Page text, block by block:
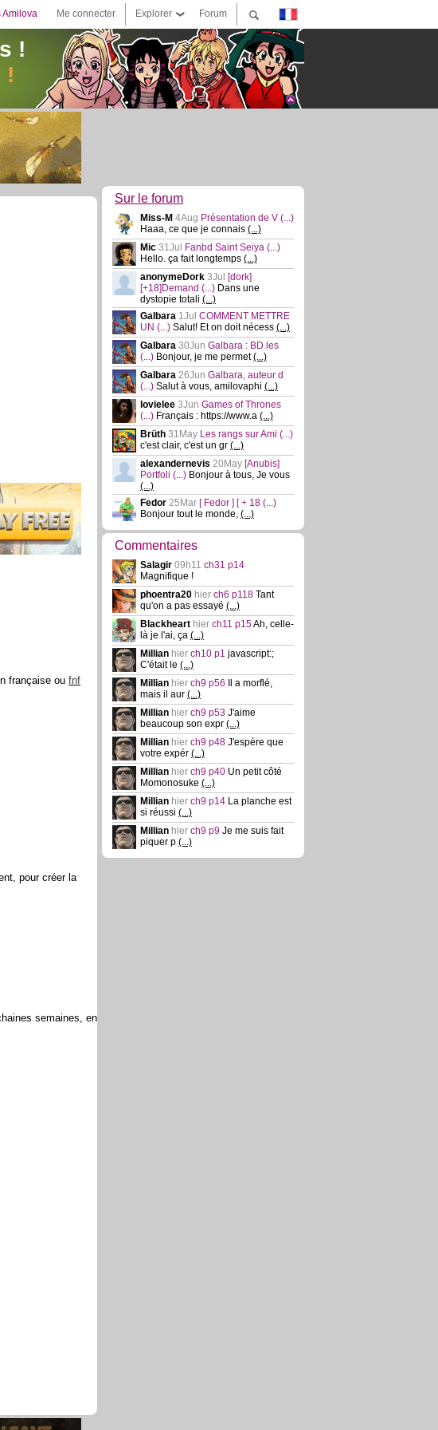
Forum
Explorer
Me connecter
Amilova
!
!
française ou fnf
pour créer la
semaines, en
Sur le forum
Miss-M 4Aug Présentation de V (...)
Haaa, ce que je connais (...)
Mic 31Jul Fanbd Saint Seiya (...)
Hello. ça fait longtemps (...)
anonymeDork 3Jul
[dork]
[+18]Demand (...) Dans une
dystopie totali (...)
Galbara 1Jul COMMENT METTRE
UN (...) Salut! Et on doit nécess (...)
Galbara 30Jun Galbara : BD les
(...) Bonjour, je me permet(...)
Galbara 26Jun Galbara, auteur d
(...) Salut à vous, amilovaphi (...)
lovielee 3Jun Games of Thrones
(...) Français : https://www.a (...)
Brüth 31May Les rangs sur Ami (...)
c'est clair, c'est un gr (...)
alexandernevis 20May [Anubis]
Portfoli (...) Bonjour à tous, Je vous
(...)
Fedor 25Mar [ Fedor ] [ + 18 (...)
Bonjour tout le monde, (...)
Commentaires
Salagir 09h11 ch31 p14
Magnifique !
phoentra20 hier ch6 p118 Tant
qu'on a pas essayé (...)
Blackheart hier ch11 p15Ah, celle-
là je l'ai, ça (...)
Millian hier ch10 p1 javascript:;
C'était le (...)
Millian hier ch9 p56
Il a morflé,
mais il aur (...)
Millian hier ch9 p53 J'aime
beaucoup son expr (...)
Millian hier ch9 p48 J'espère que
votre expér (...)
Millian hier ch9 p40 Un petit côté
Momonosuke (...)
Millian hier ch9 p14 La planche est
si réussi (...)
Millian hier ch9 p9 Je me suis fait
piquer p (...)